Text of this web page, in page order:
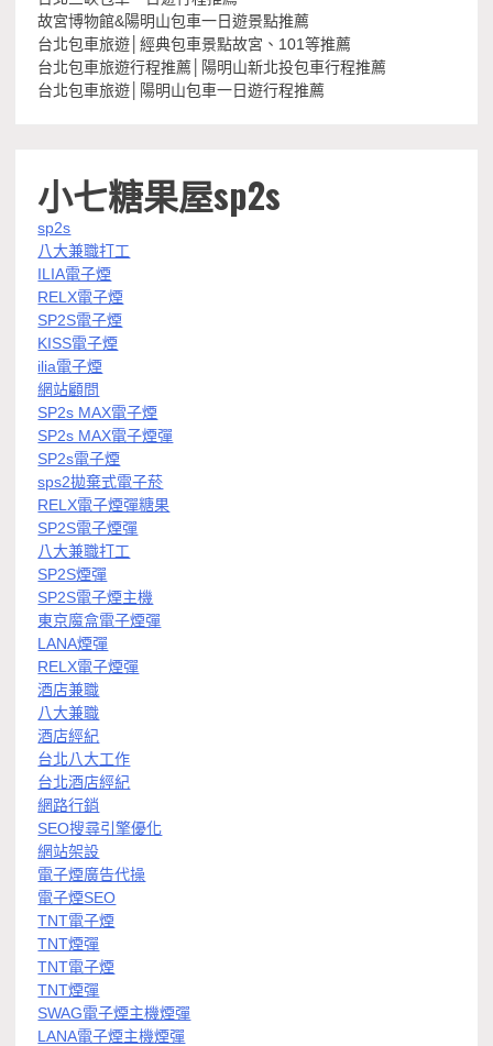
故宮博物館&陽明山包車一日遊景點推薦
台北包車旅遊│經典包車景點故宮、101等推薦
台北包車旅遊行程推薦│陽明山新北投包車行程推薦
台北包車旅遊│陽明山包車一日遊行程推薦
小七糖果屋sp2s
sp2s
八大兼職打工
ILIA電子煙
RELX電子煙
SP2S電子煙
KISS電子煙
ilia電子煙
網站顧問
SP2s MAX電子煙
SP2s MAX電子煙彈
SP2s電子煙
sps2拋棄式電子菸
RELX電子煙彈糖果
SP2S電子煙彈
八大兼職打工
SP2S煙彈
SP2S電子煙主機
東京魔盒電子煙彈
LANA煙彈
RELX電子煙彈
酒店兼職
八大兼職
酒店經紀
台北八大工作
台北酒店經紀
網路行銷
SEO搜尋引擎優化
網站架設
電子煙廣告代操
電子煙SEO
TNT電子煙
TNT煙彈
TNT電子煙
TNT煙彈
SWAG電子煙主機煙彈
LANA電子煙主機煙彈